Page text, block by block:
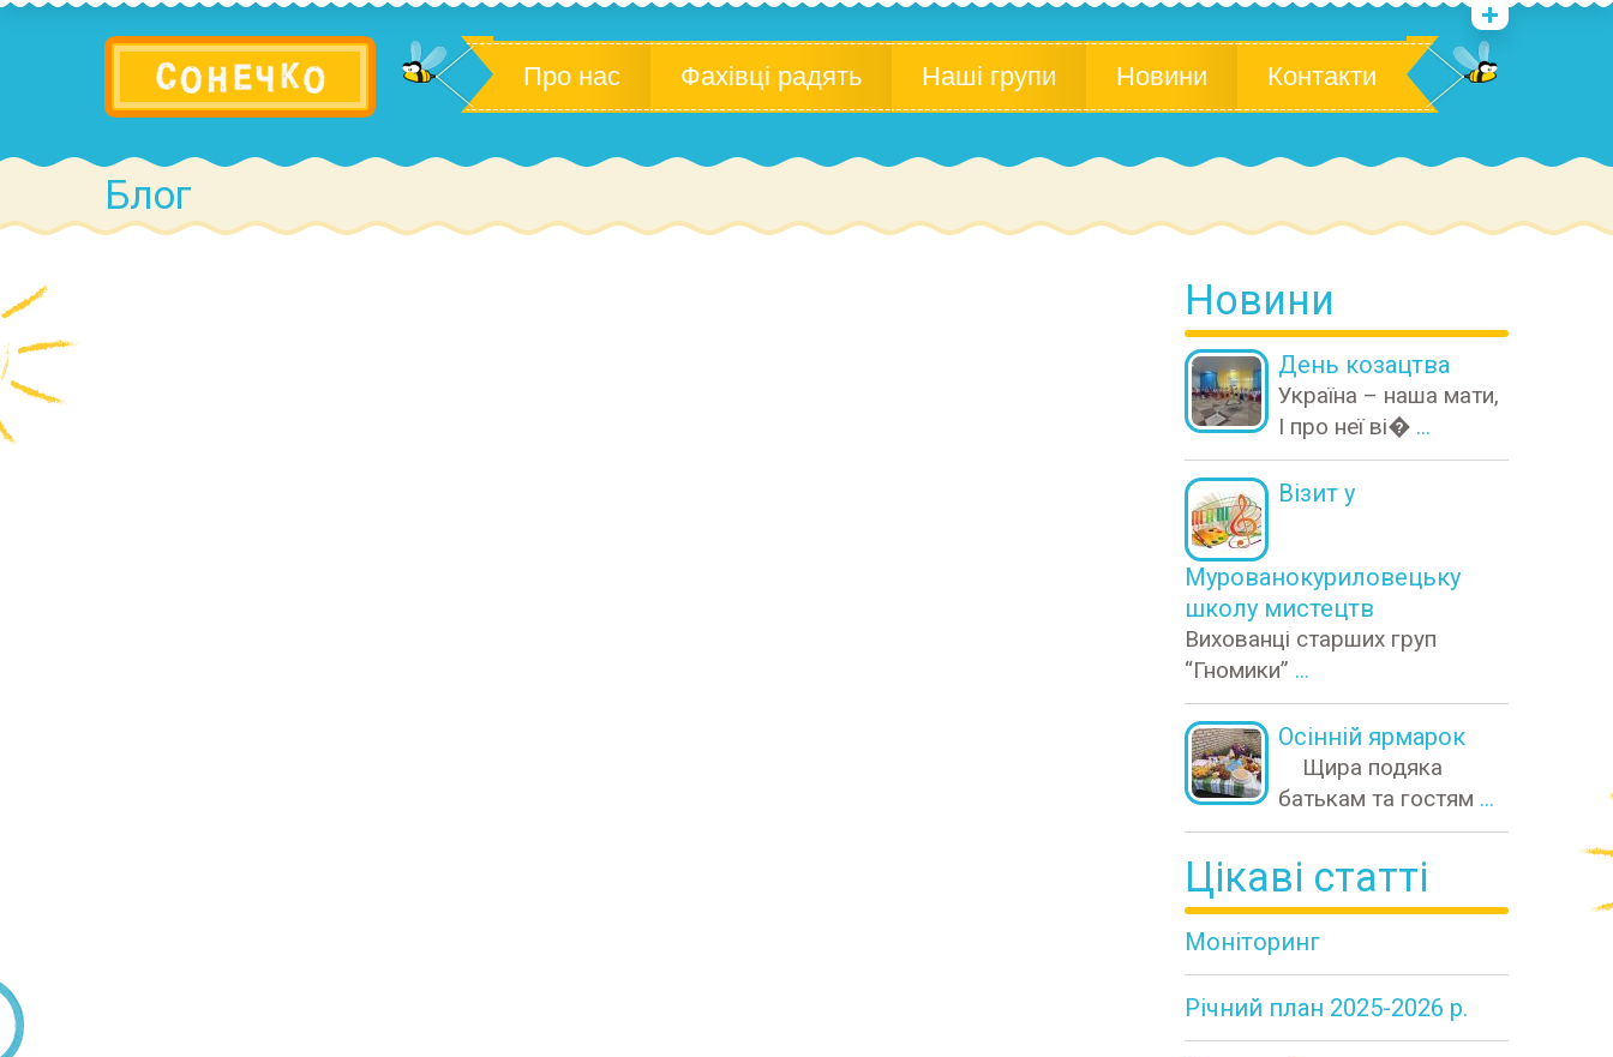
Про нас Фахівці радять Наші групи Новини Контакти
Блог
Новини
День козацтва
Україна – наша мати,
І про неї ві� ...
Візит у
Мурованокуриловецьку
школу мистецтв
Вихованці старших груп
“Гномики” ...
Осінній ярмарок
Щира подяка
батькам та гостям ...
Цікаві статті
Моніторинг
Річний план 2025-2026 р.